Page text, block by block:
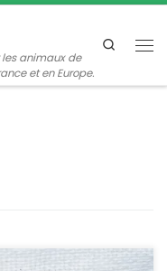
animaux de
et en Europe.
Search